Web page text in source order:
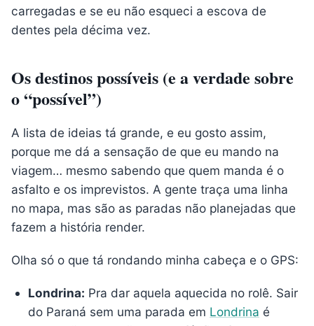
carregadas e se eu não esqueci a escova de
dentes pela décima vez.
Os destinos possíveis (e a verdade sobre
o “possível”)
A lista de ideias tá grande, e eu gosto assim,
porque me dá a sensação de que eu mando na
viagem… mesmo sabendo que quem manda é o
asfalto e os imprevistos. A gente traça uma linha
no mapa, mas são as paradas não planejadas que
fazem a história render.
Olha só o que tá rondando minha cabeça e o GPS:
Londrina: Pra dar aquela aquecida no rolê. Sair
do Paraná sem uma parada em Londrina é